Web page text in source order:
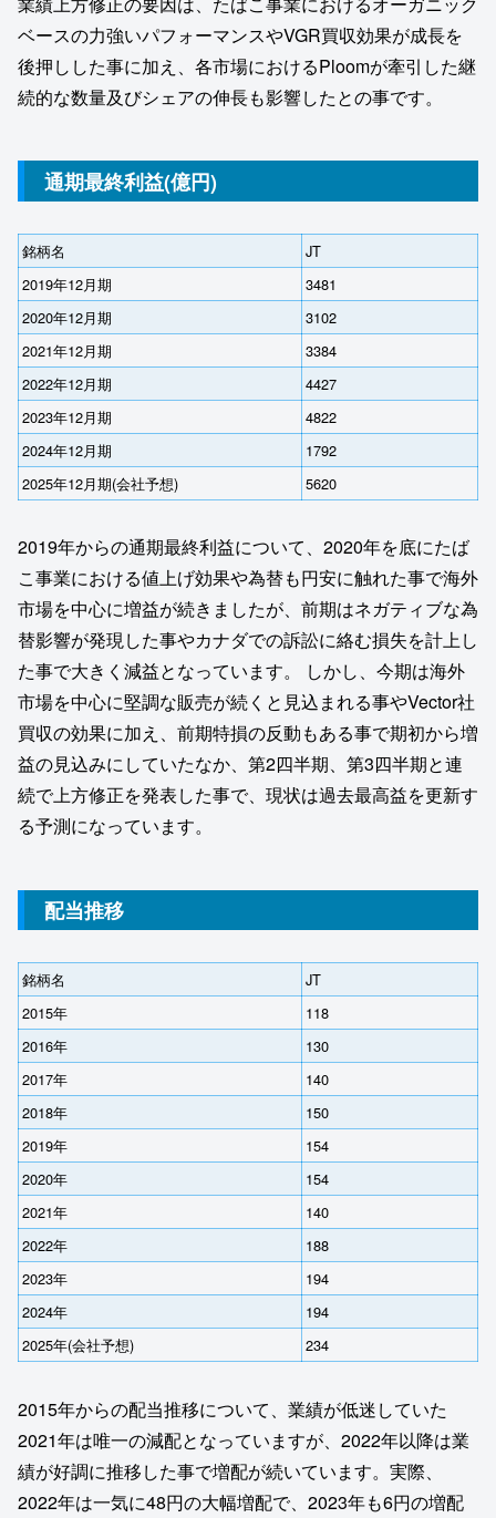
ベースの力強いパフォーマンスやVGR買収効果が成長を
後押しした事に加え、各市場におけるPloomが牽引した継
続的な数量及びシェアの伸長も影響したとの事です。
通期最終利益(億円)
銘柄名
JT
2019年12月期
3481
2020年12月期
3102
2021年12月期
3384
2022年12月期
4427
2023年12月期
4822
2024年12月期
1792
2025年12月期(会社予想)
5620
2019年からの通期最終利益について、2020年を底にたば
こ事業における値上げ効果や為替も円安に触れた事で海外
市場を中心に増益が続きましたが、前期はネガティブな為
替影響が発現した事やカナダでの訴訟に絡む損失を計上し
た事で大きく減益となっています。 しかし、今期は海外
市場を中心に堅調な販売が続くと見込まれる事やVector社
買収の効果に加え、前期特損の反動もある事で期初から増
益の見込みにしていたなか、第2四半期、第3四半期と連
続で上方修正を発表した事で、現状は過去最高益を更新す
る予測になっています。
配当推移
銘柄名
JT
2015年
118
2016年
130
2017年
140
2018年
150
2019年
154
2020年
154
2021年
140
2022年
188
2023年
194
2024年
194
2025年(会社予想)
234
2015年からの配当推移について、業績が低迷していた
2021年は唯一の減配となっていますが、2022年以降は業
績が好調に推移した事で増配が続いています。実際、
2022年は一気に48円の大幅増配で、2023年も6円の増配